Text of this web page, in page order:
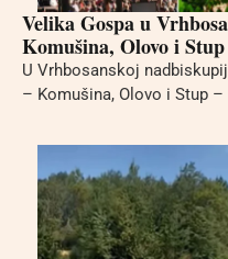
Velika Gospa u
Komušina, Olovo i
U Vrhbosanskoj
– Komušina, Olovo i Stup –